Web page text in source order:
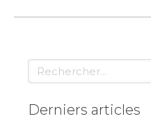
Rechercher
Derniers articles